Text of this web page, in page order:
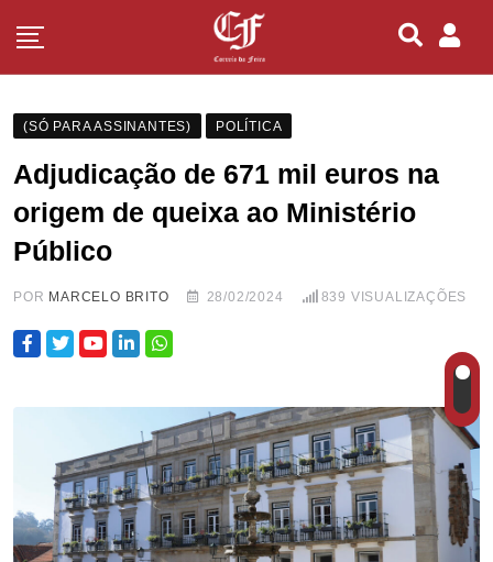
(SÓ PARA ASSINANTES) POLÍTICA
Adjudicação de 671 mil euros na
origem de queixa ao Ministério
Público
POR MARCELO BRITO 28/02/2024 839 VISUALIZAÇÕES